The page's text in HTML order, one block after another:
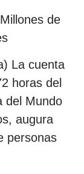
de
La cuenta
horas del
del Mundo
augura
personas